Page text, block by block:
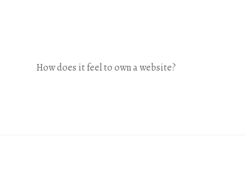
How does it feel to own a website?